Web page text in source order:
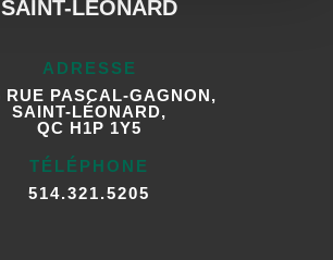
SAINT-LÉONARD
ADRESSE
RUE PASCAL-GAGNON,
SAINT-LÉONARD,
QC H1P 1Y5
TÉLÉPHONE
514.321.5205